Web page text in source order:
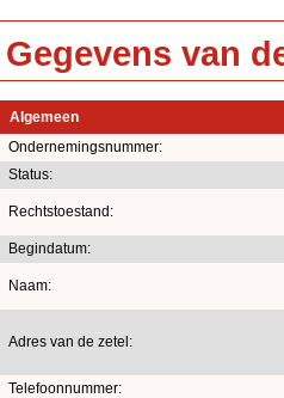
Gegevens van
Algemeen
Ondernemingsnummer:
Status:
Rechtstoestand:
Begindatum:
Naam:
Adres van de zetel:
Telefoonnummer: